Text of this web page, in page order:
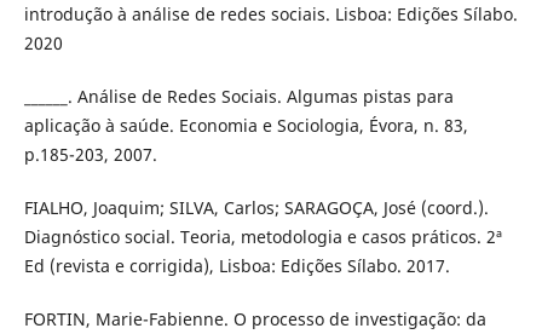
introdução à análise de redes sociais. Lisboa: Edições Sílabo.
2020
______. Análise de Redes Sociais. Algumas pistas para
aplicação à saúde. Economia e Sociologia, Évora, n. 83,
p.185-203, 2007.
FIALHO, Joaquim; SILVA, Carlos; SARAGOÇA, José (coord.).
Diagnóstico social. Teoria, metodologia e casos práticos. 2ª
Ed (revista e corrigida), Lisboa: Edições Sílabo. 2017.
FORTIN, Marie-Fabienne. O processo de investigação: da